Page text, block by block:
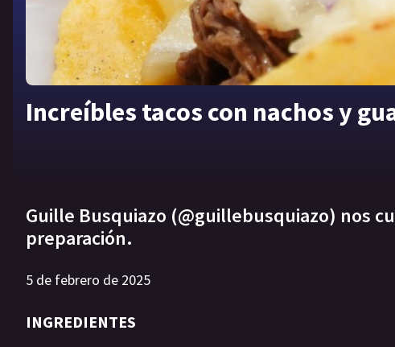
Increíbles tacos con nachos y
Guille Busquiazo (@guillebusquiazo) nos
preparación.
5 de febrero de 2025
INGREDIENTES